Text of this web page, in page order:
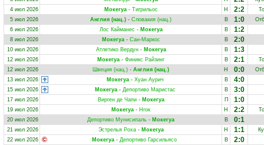
4 июл 2026
Мокегуа- Тигрильос Н 2:2
5 июл 2026
Англия (нац.) - Словакия (нац.) В 1:0
6 июл 2026
Лос Кайманес - Мокегуа В 1:2
8 июл 2026 Мокегуа- Сан-Маркос В 2:0
10 июл 2026 Атлетико Вердун- Мокегуа В 1:3
12 июл 2026 Мокегуа - Финикс Райзинг В 2:1
12 июл 2026
Швеция (нац.) - Англия (нац.) Н 0:0
13 июл 2026
Мокегуа- Хуан Аурич В 4:0
15 июл 2026 Мокегуа- Депортиво Маристас В 3:0
17 июл 2026 Вирген де Чапи- Мокегуа П 1:0
19 июл 2026 Мокегуа - Нгок Н 2:2
20 июл 2026
Депортиво Мунисипаль - Мокегуа В 0:1
21 июл 2026 Эстрелья Роха- Мокегуа Н 1:1
22 июл 2026
Мокегуа- Депортиво Гарсильясо В 2:0